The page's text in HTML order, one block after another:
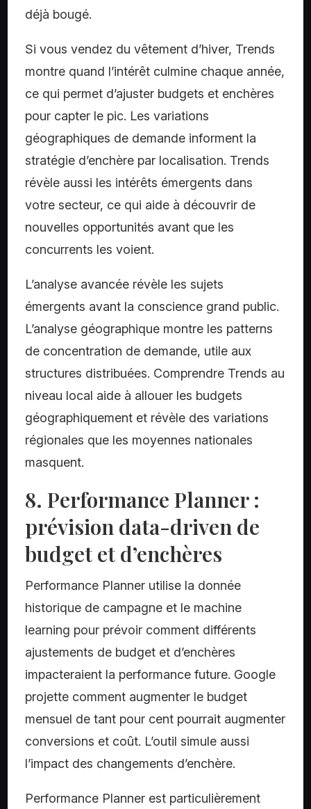
déjà bougé.
Si vous vendez du vêtement d’hiver, Trends
montre quand l’intérêt culmine chaque année,
ce qui permet d’ajuster budgets et enchères
pour capter le pic. Les variations
géographiques de demande informent la
stratégie d’enchère par localisation. Trends
révèle aussi les intérêts émergents dans
votre secteur, ce qui aide à découvrir de
nouvelles opportunités avant que les
concurrents les voient.
L’analyse avancée révèle les sujets
émergents avant la conscience grand public.
L’analyse géographique montre les patterns
de concentration de demande, utile aux
structures distribuées. Comprendre Trends au
niveau local aide à allouer les budgets
géographiquement et révèle des variations
régionales que les moyennes nationales
masquent.
8. Performance Planner :
prévision data-driven de
budget et d’enchères
Performance Planner utilise la donnée
historique de campagne et le machine
learning pour prévoir comment différents
ajustements de budget et d’enchères
impacteraient la performance future. Google
projette comment augmenter le budget
mensuel de tant pour cent pourrait augmenter
conversions et coût. L’outil simule aussi
l’impact des changements d’enchère.
Performance Planner est particulièrement